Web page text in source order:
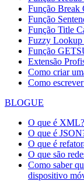
Função Break
Função
Função Title
Fuzzy Lookup
Função
Extensão
Como criar
Como
BLOGUE
O que é XML?
O que é
O que é
O que são
Como saber
dispositivo